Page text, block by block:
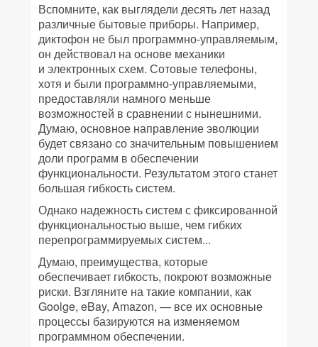
Вспомните, как выглядели десять лет назад
различные бытовые приборы. Например,
диктофон не был программно-управляемым,
он действовал на основе механики
и электронных схем. Сотовые телефоны,
хотя и были программно-управляемыми,
предоставляли намного меньше
возможностей в сравнении с нынешними.
Думаю, основное направление эволюции
будет связано со значительным повышением
доли программ в обеспечении
функциональности. Результатом этого станет
большая гибкость систем.
Однако надежность систем с фиксированной
функциональностью выше, чем гибких
перепрограммируемых систем...
Думаю, преимущества, которые
обеспечивает гибкость, покроют возможные
риски. Взгляните на такие компании, как
Goolge, eBay, Amazon, — все их основные
процессы базируются на изменяемом
программном обеспечении.